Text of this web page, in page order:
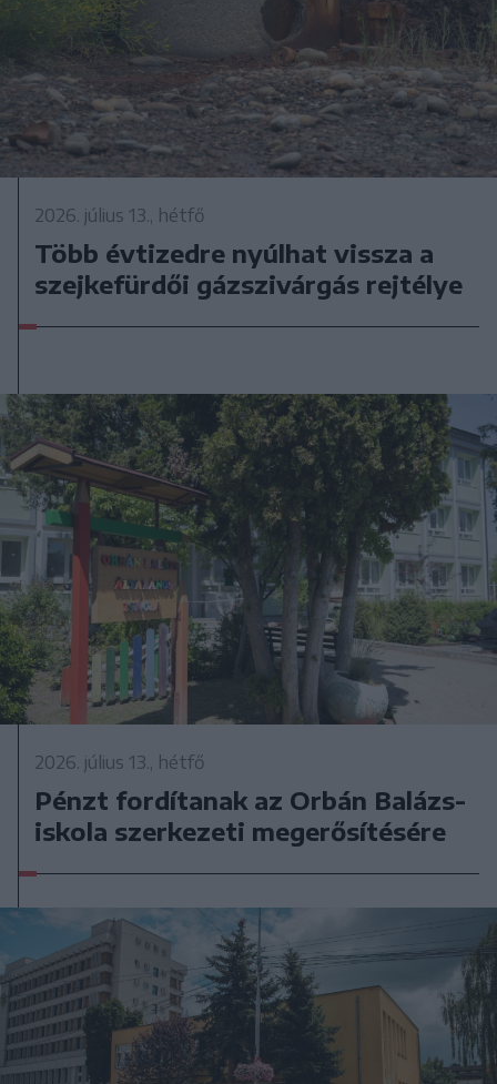
2026. július 13., hétfő
Több évtizedre nyúlhat vissza a
szejkefürdői gázszivárgás rejtélye
2026. július 13., hétfő
Pénzt fordítanak az Orbán Balázs-
iskola szerkezeti megerősítésére